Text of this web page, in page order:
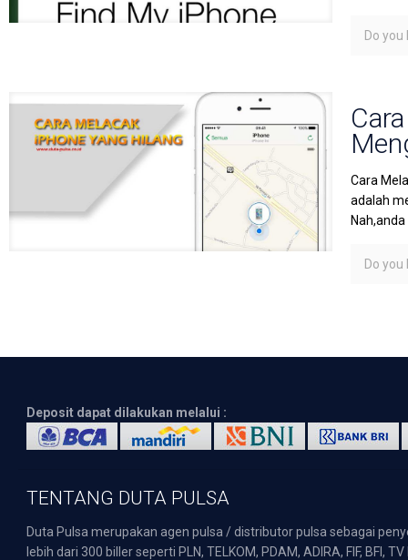
Do you
Cara
adalah
Do you
Deposit dapat dilakukan melalui :
TENTANG DUTA PULSA
Duta Pulsa merupakan agen pulsa / distributor pulsa sebagai
lebih dari 300 biller seperti PLN, TELKOM, PDAM, ADIRA, FIF,